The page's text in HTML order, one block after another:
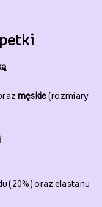
męskie (rozmiary
(20%) oraz elastanu